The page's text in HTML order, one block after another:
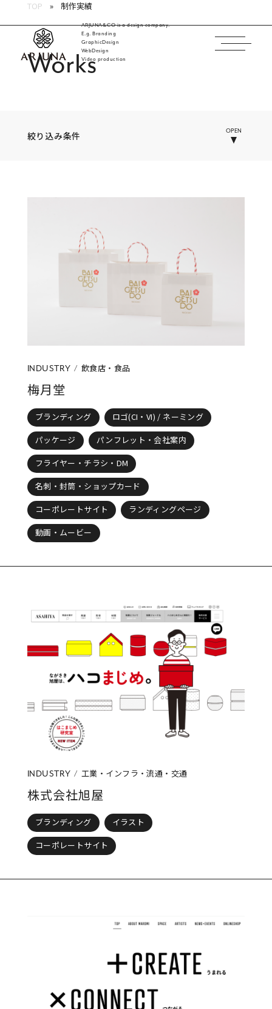
福岡 ブランディング・ブランディングデザイン
ARJUNA&CO is a design company.
E.g. Branding
GraphicDesign
WebDesign
Video production
TOP 制作実績
Works
絞り込み条件 OPEN
ホテル・旅館 製造・メーカー
工業・インフラ・流通・交通 建築・住宅・不動産
アパレル・ファッション・アクセサリー
美容・化粧品・健康
CATEGORY
すべて ブランディング ロゴ(CI・VI) / ネーミング
パッケージ パンフレット・会社案内
フライヤー・チラシ・DM
名刺・封筒・ショップカード
コーポレートサイト ネットショップ
ランディングページ
INDUSTRY 飲食店・食品
梅月堂
ブランディング
ロゴ(CI・VI) / ネーミング
パッケージ
パンフレット・会社案内
フライヤー・チラシ・DM
名刺・封筒・ショップカード
コーポレートサイト
ランディングページ
動画・ムービー
INDUSTRY 工業・インフラ・流通・交通
株式会社旭屋
ブランディング
イラスト
コーポレートサイト